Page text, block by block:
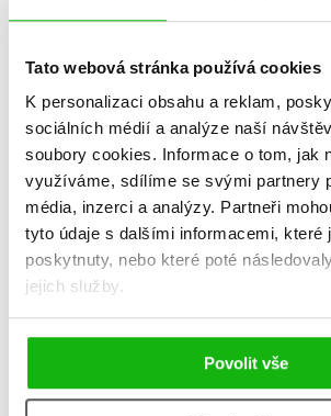
Tato webová stránka používá cookies
K personalizaci obsahu a reklam,
sociálních médií a analýze naší
soubory cookies. Informace o tom, jak
využíváme, sdílíme se svými partnery
média, inzerci a analýzy. Partneři
tyto údaje s dalšími informacemi, které
poskytnuty, nebo které poté
jejich služby.
Povolit vše
Noc, kdy padaly hvězdy